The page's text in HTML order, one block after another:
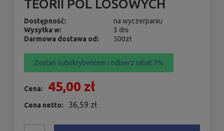
TEORII PÓL LOSOWYCH
Dostępność:
na wyczerpaniu
Wysyłka w:
3 dni
Darmowa dostawa od:
500zł
Zostań subskrybentem i odbierz rabat 7%
Cena: 45,00 zł
Cena netto: 36,59 zł